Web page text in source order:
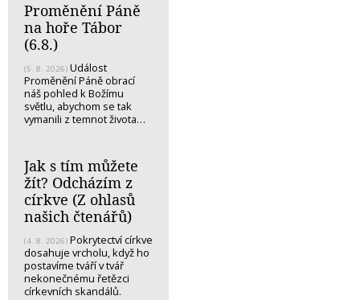
Proměnění Páně
na hoře Tábor
(6.8.)
(5. 8. 2026) Událost
Proměnění Páně obrací
náš pohled k Božímu
světlu, abychom se tak
vymanili z temnot života…
Jak s tím můžete
žít? Odcházím z
církve (Z ohlasů
našich čtenářů)
(4. 8. 2026) Pokrytectví církve
dosahuje vrcholu, když ho
postavíme tváří v tvář
nekonečnému řetězci
církevních skandálů.